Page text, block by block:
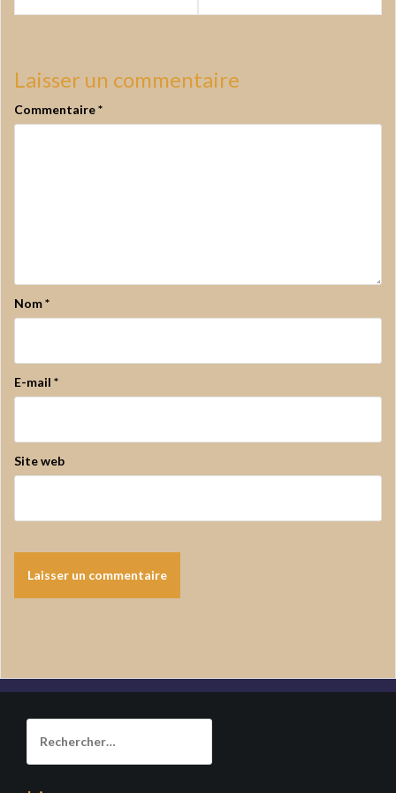
l’article
Laisser un commentaire
Commentaire*
Nom*
E-mail *
Site web